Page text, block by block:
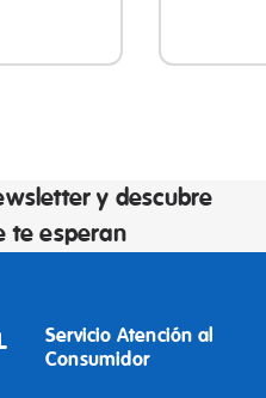
y descubre
te esperan
Servicio Atención al
Consumidor